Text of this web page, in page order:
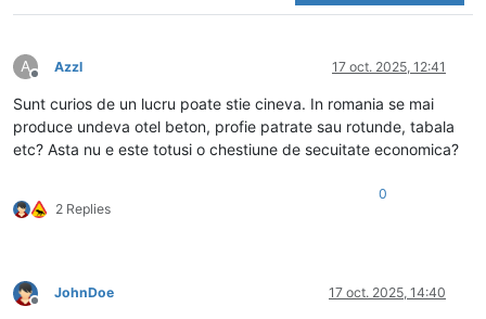
A
Deconectat
Azzl 17 oct. 2025, 12:41
Sunt curios de un lucru poate stie cineva. In romania se mai
produce undeva otel beton, profie patrate sau rotunde, tabala
etc? Asta nu e este totusi o chestiune de secuitate economica?
2 Replies
0
Deconectat
JohnDoe 17 oct. 2025, 14:40